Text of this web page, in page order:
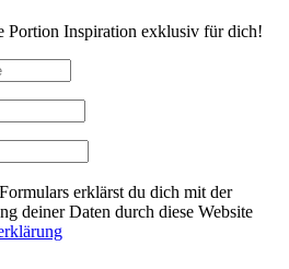
Portion Inspiration exklusiv für dich!
erklärst du dich mit der
deiner Daten durch diese Website